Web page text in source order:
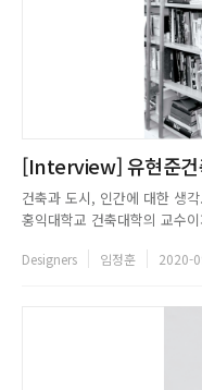
[Interview] 유현준건
건축과 도시, 인간에 대한 생
홍익대학교 건축대학의 교수
대학교 건축설계 석사 우등졸
Designers 임정훈 2020-